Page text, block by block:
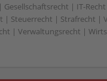
| IT-
| Steuerrecht | Strafrecht |
| Verwaltungsrecht |